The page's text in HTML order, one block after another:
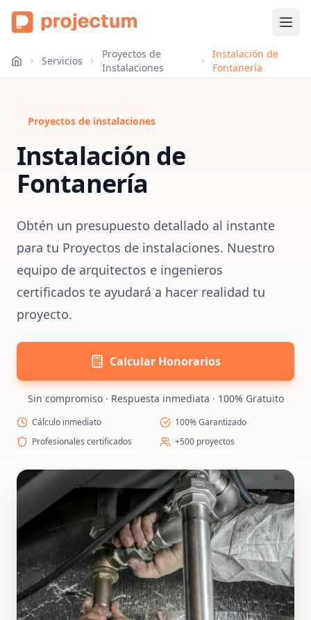
Servicios
Proyectos de
Instalaciones
Instalación de
Fontanerí­a
Proyectos de instalaciones
Instalación de
Fontanerí­a
Obtén un presupuesto detallado al instante
para tu Proyectos de instalaciones. Nuestro
equipo de arquitectos e ingenieros
certificados te ayudará a hacer realidad tu
proyecto.
Calcular Honorarios
Sin compromiso · Respuesta inmediata · 100% Gratuito
Cálculo inmediato
100% Garantizado
Profesionales certificados
+500 proyectos